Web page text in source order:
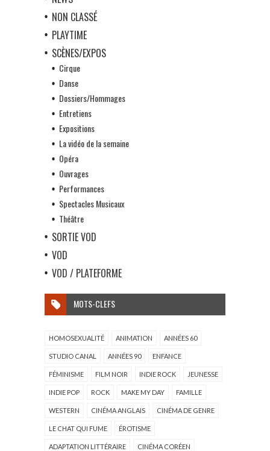
NON CLASSÉ
PLAYTIME
SCÈNES/EXPOS
Cirque
Danse
Dossiers/Hommages
Entretiens
Expositions
La vidéo de la semaine
Opéra
Ouvrages
Performances
Spectacles Musicaux
Théâtre
SORTIE VOD
VOD
VOD / PLATEFORME
MOTS-CLEFS
HOMOSEXUALITÉ ANIMATION ANNÉES 60
STUDIO CANAL ANNÉES 90 ENFANCE
FÉMINISME FILM NOIR INDIE ROCK JEUNESSE
INDIE POP ROCK MAKE MY DAY FAMILLE
WESTERN CINÉMA ANGLAIS CINÉMA DE GENRE
LE CHAT QUI FUME ÉROTISME
ADAPTATION LITTÉRAIRE CINÉMA CORÉEN